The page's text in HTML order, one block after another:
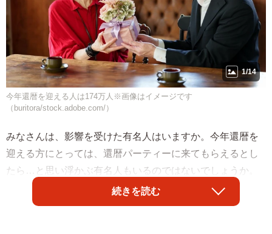
1/14
今年還暦を迎える人は174万人※画像はイメージです
（buritora/stock.adobe.com/）
みなさんは、影響を受けた有名人はいますか。今年還暦を
迎える方にとっては、還暦パーティーに来てもらえるとし
たら…と思い浮かぶ有名人もいるのではないでしょうか。
PGF生命（プルデンシャル ジブラルタ ファイナンシャル生
続きを読む